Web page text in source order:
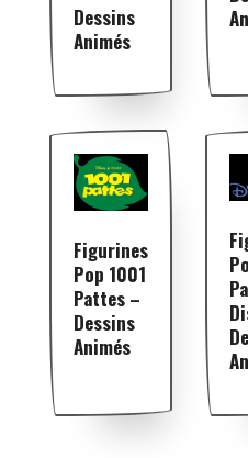
Dessins
Animés
Figurines
Pop 1001
Pattes –
Dessins
Animés